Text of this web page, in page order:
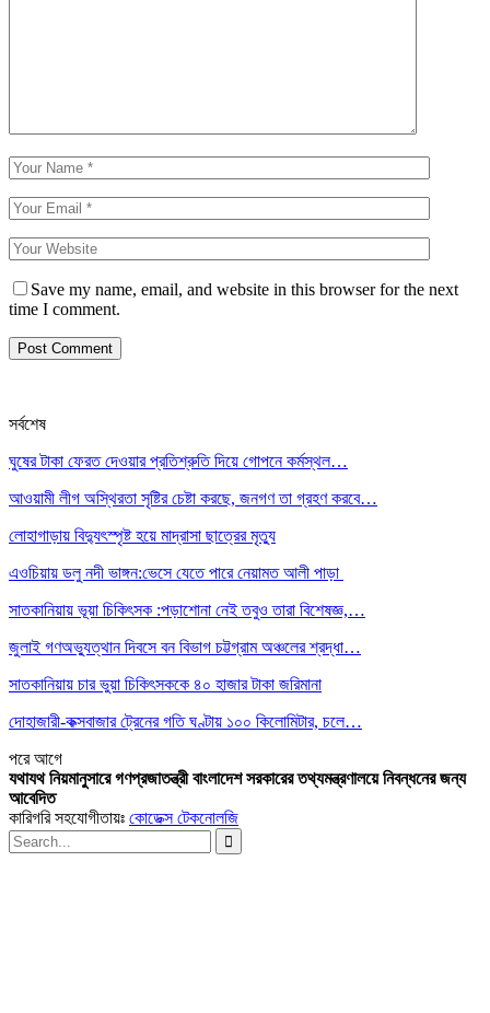
Save my name, email, and website in this browser for the next
time I comment.
সর্বশেষ
ঘুষের টাকা ফেরত দেওয়ার প্রতিশ্রুতি দিয়ে গোপনে কর্মস্থল…
আওয়ামী লীগ অস্থিরতা সৃষ্টির চেষ্টা করছে, জনগণ তা গ্রহণ করবে…
লোহাগাড়ায় বিদ্যুৎস্পৃষ্ট হয়ে মাদ্রাসা ছাত্রের মৃত্যু
এওচিয়ায় ডলু নদী ভাঙ্গন:ভেসে যেতে পারে নেয়ামত আলী পাড়া
সাতকানিয়ায় ভূয়া চিকিৎসক :পড়াশোনা নেই তবুও তারা বিশেষজ্ঞ,…
জুলাই গণঅভ্যুত্থান দিবসে বন বিভাগ চট্টগ্রাম অঞ্চলের শ্রদ্ধা…
সাতকানিয়ায় চার ভুয়া চিকিৎসককে ৪০ হাজার টাকা জরিমানা
দোহাজারী-কক্সবাজার ট্রেনের গতি ঘণ্টায় ১০০ কিলোমিটার, চলে…
পরেআগে
যথাযথ নিয়মানুসারে গণপ্রজাতন্ত্রী বাংলাদেশ সরকারের তথ্যমন্ত্রণালয়ে নিবন্ধনের জন্য
আবেদিত
কারিগরি সহযোগীতায়ঃ কোডেক্স টেকনোলজি